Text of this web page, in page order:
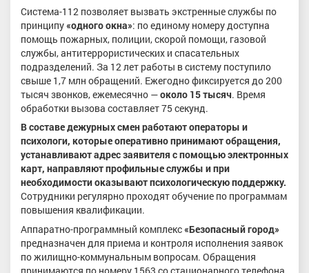
Система-112 позволяет вызвать экстренные службы по
принципу «одного окна»: по единому номеру доступна
помощь пожарных, полиции, скорой помощи, газовой
службы, антитеррористических и спасательных
подразделений. За 12 лет работы в систему поступило
свыше 1,7 млн обращений. Ежегодно фиксируется до 200
тысяч звонков, ежемесячно —около 15 тысяч. Время
обработки вызова составляет 75 секунд.
В составе дежурных смен работают операторы и
психологи, которые оперативно принимают обращения,
устанавливают адрес заявителя с помощью электронных
карт, направляют профильные службы и при
необходимости оказывают психологическую поддержку.
Сотрудники регулярно проходят обучение по программам
повышения квалификации.
Аппаратно-программный комплекс «Безопасный город»
предназначен для приема и контроля исполнения заявок
по жилищно-коммунальным вопросам. Обращения
принимаются по номеру 1563 со стационарного телефона